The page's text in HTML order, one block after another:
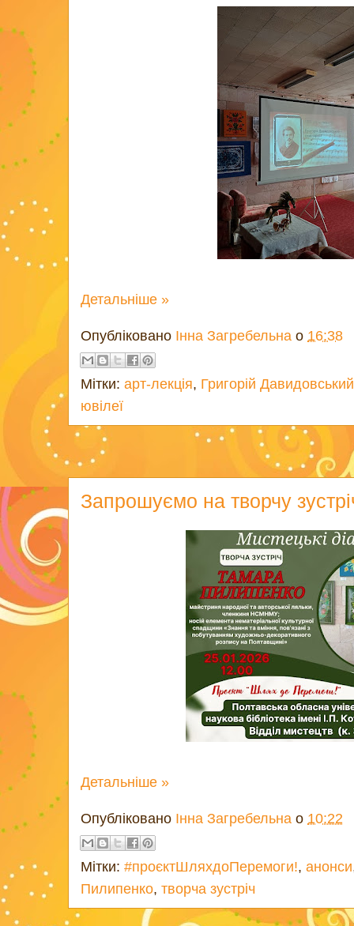
Детальніше »
Опубліковано Інна Загребельна о 16:38
Мітки: арт-лекція, Григорій Давидовський
ювілеї
Запрошуємо на творчу
Детальніше »
Опубліковано Інна Загребельна о 10:22
Мітки: #проєктШляхдоПеремоги!, анонси
Пилипенко, творча зустріч